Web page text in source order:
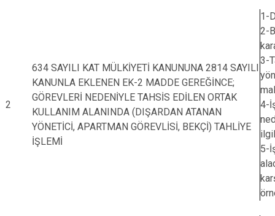
2
634 SAYILI KAT MÜLKİYETİ KANUNUNA 2814 SAYILI
KANUNLA EKLENEN EK-2 MADDE GEREĞİNCE;
GÖREVLERİ NEDENİYLE TAHSİS EDİLEN ORTAK
KULLANIM ALANINDA (DIŞARDAN ATANAN
YÖNETİCİ, APARTMAN GÖREVLİSİ, BEKÇİ) TAHLİYE
İŞLEMİ
1-
2-
3-
4-
5-